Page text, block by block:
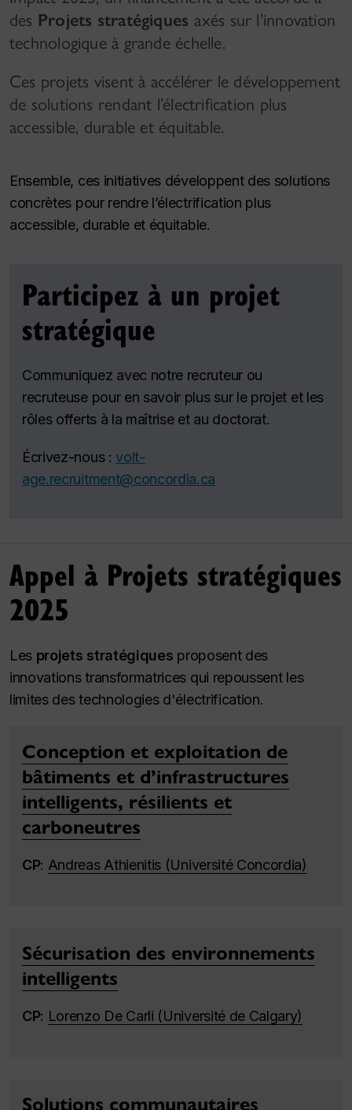
des Projets stratégiques axés sur l’innovation
technologique à grande échelle.
Ces projets visent à accélérer le développement
de solutions rendant l’électrification plus
accessible, durable et équitable.
Ensemble, ces initiatives développent des solutions
concrètes pour rendre l’électrification plus
accessible, durable et équitable.
Participez à un projet
stratégique
Communiquez avec notre recruteur ou
recruteuse pour en savoir plus sur le projet et les
rôles offerts à la maîtrise et au doctorat.
Écrivez-nous : volt-
age.recruitment@concordia.ca
Appel à Projets stratégiques
2025
Les projets stratégiques proposent des
innovations transformatrices qui repoussent les
limites des technologies d'électrification.
Conception et exploitation de
bâtiments et d’infrastructures
intelligents, résilients et
carboneutres
CP: Andreas Athienitis (Université Concordia)
Sécurisation des environnements
intelligents
CP: Lorenzo De Carli (Université de Calgary)
Solutions communautaires